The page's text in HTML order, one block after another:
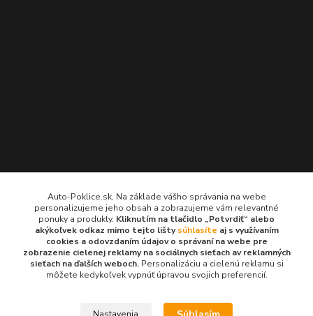
Kontakty
Auto-Poklice.sk
(Po-Pia, 8-16 hod.)
info@auto-poklice.sk
Auto-Poklice.sk, Na základe vášho správania na webe
personalizujeme jeho obsah a zobrazujeme vám relevantné
ponuky a produkty. Kliknutím na tlačidlo „Potvrdiť“ alebo
akýkoľvek odkaz mimo tejto lištysúhlasíte aj s využívaním
cookies a odovzdaním údajov o správaní na webe pre
zobrazenie cielenej reklamy na sociálnych sieťach av reklamných
sieťach na ďalších weboch.Personalizáciu a cielenú reklamu si
môžete kedykoľvek vypnúť úpravou svojich preferencií.